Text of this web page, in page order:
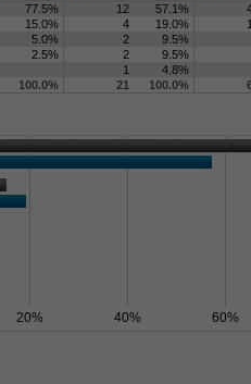
77.5% 12 57.1%
15.0% 4 19.0%
5.0% 2
9.5%
2.5% 2
9.5%
1
4.8%
100.0% 21 100.0%
20% 40% 60%